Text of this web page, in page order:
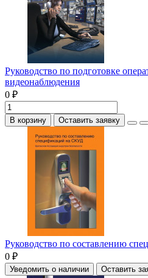
Руководство по подготовке
видеонаблюдения
0 ₽
В корзину Оставить заявку
Руководство по составлению
0 ₽
Уведомить о наличии Оставить